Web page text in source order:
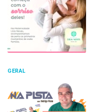
GERAL